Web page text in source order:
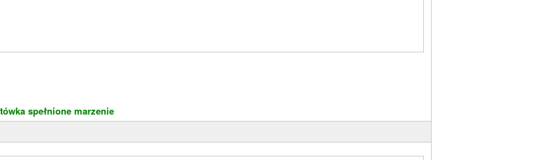
spełnione marzenie